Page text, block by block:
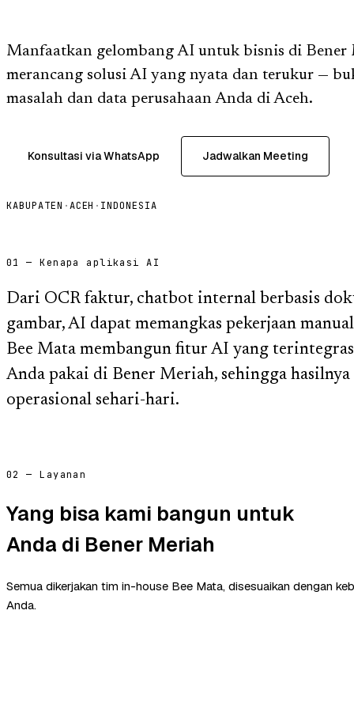
Manfaatkan gelombang AI untuk bisnis di Bener
merancang solusi AI yang nyata dan terukur —
masalah dan data perusahaan Anda di Aceh.
Konsultasi via WhatsApp Jadwalkan Meeting
KABUPATEN ·ACEH · INDONESIA
01 — Kenapa aplikasi AI
Dari OCR faktur, chatbot internal berbasis
gambar, AI dapat memangkas pekerjaan
Bee Mata membangun fitur AI yang
Anda pakai di Bener Meriah, sehingga hasilnya
operasional sehari-hari.
02 — Layanan
Yang bisa kami bangun untuk
Anda di Bener Meriah
Semua dikerjakan tim in-house Bee Mata, disesuaikan dengan
Anda.